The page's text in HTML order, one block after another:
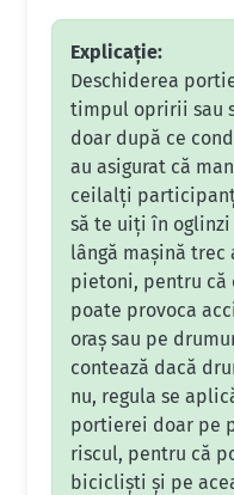
Explicație:
Deschiderea
timpul opririi sau
doar după ce
au asigurat că
ceilalți
să te uiți în
lângă mașină
pietoni, pentru că
poate provoca
oraș sau pe
contează dacă
nu, regula se
portierei doar pe
riscul, pentru că
bicicliști și pe